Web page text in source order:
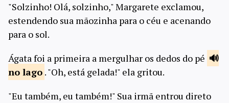
"Solzinho! Olá, solzinho," Margarete exclamou,
estendendo sua mãozinha para o céu e acenando
para o sol.
Ágata foi a primeira a mergulhar os dedos do pé
no lago . "Oh, está gelada!" ela gritou.
"Eu também, eu também!" Sua irmã entrou direto